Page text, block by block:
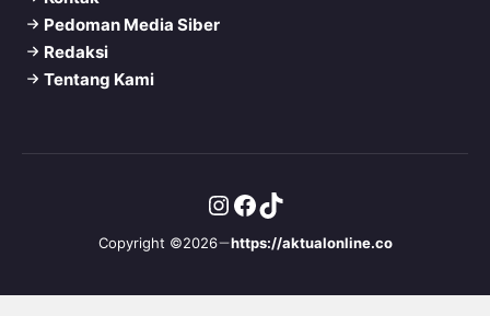
Pedoman Media Siber
Redaksi
Tentang Kami
Copyright ©2026 https://aktualonline.co
Instagram
Facebook
TikTok